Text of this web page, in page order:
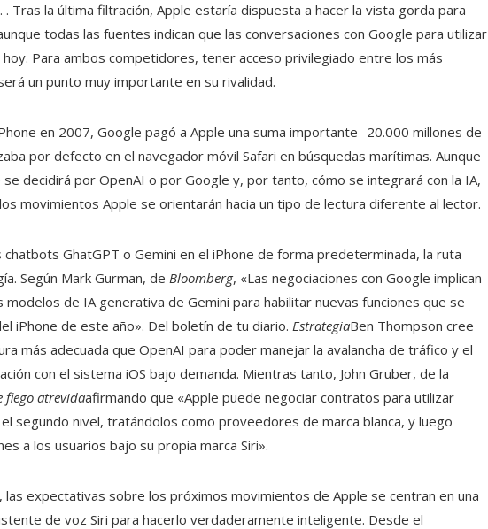
Tras la última filtración, Apple estaría dispuesta a hacer la vista gorda para
todas las fuentes indican que las conversaciones con Google para utilizar
hoy. Para ambos competidores, tener acceso privilegiado entre los más
un punto muy importante en su rivalidad.
en 2007, Google pagó a Apple una suma importante -20.000 millones de
por defecto en el navegador móvil Safari en búsquedas marítimas. Aunque
decidirá por OpenAI o por Google y, por tanto, cómo se integrará con la IA,
movimientos Apple se orientarán hacia un tipo de lectura diferente al lector.
GhatGPT o Gemini en el iPhone de forma predeterminada, la ruta
Según Mark Gurman, de Bloomberg, «Las negociaciones con Google implican
modelos de IA generativa de Gemini para habilitar nuevas funciones que se
iPhone de este año». Del boletín de tu diario. EstrategiaBen Thompson cree
más adecuada que OpenAI para poder manejar la avalancha de tráfico y el
con el sistema iOS bajo demanda. Mientras tanto, John Gruber, de la
fiego atrevidaafirmando que «Apple puede negociar contratos para utilizar
segundo nivel, tratándolos como proveedores de marca blanca, y luego
a los usuarios bajo su propia marca Siri».
las expectativas sobre los próximos movimientos de Apple se centran en una
de voz Siri para hacerlo verdaderamente inteligente. Desde el